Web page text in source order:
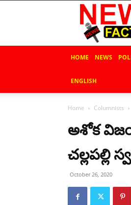
HOME NEWS
ENGLISH
Home Columnists
అశోక
చల్లపల్లి
October 26, 2020